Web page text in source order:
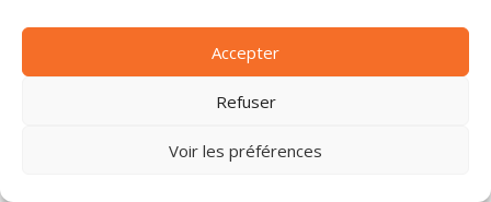
Accepter
Refuser
Voir les préférences